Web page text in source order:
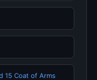
15 Coat of Arms